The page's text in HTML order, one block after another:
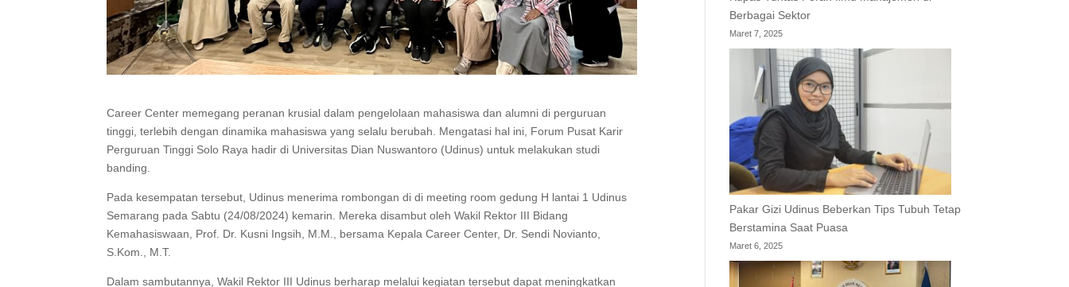
Career Center memegang peranan krusial dalam pengelolaan mahasiswa dan alumni di perguruan
tinggi, terlebih dengan dinamika mahasiswa yang selalu berubah. Mengatasi hal ini, Forum Pusat Karir
Perguruan Tinggi Solo Raya hadir di Universitas Dian Nuswantoro (Udinus) untuk melakukan studi
banding.
Pada kesempatan tersebut, Udinus menerima rombongan di di meeting room gedung H lantai 1 Udinus
Semarang pada Sabtu (24/08/2024) kemarin. Mereka disambut oleh Wakil Rektor III Bidang
Kemahasiswaan, Prof. Dr. Kusni Ingsih, M.M., bersama Kepala Career Center, Dr. Sendi Novianto,
S.Kom., M.T.
Dalam sambutannya, Wakil Rektor III Udinus berharap melalui kegiatan tersebut dapat meningkatkan
Berbagai Sektor
Maret 7, 2025
Pakar Gizi Udinus Beberkan Tips Tubuh Tetap
Berstamina Saat Puasa
Maret 6, 2025